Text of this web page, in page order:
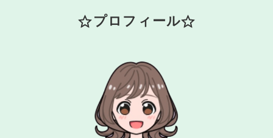
プロフィール